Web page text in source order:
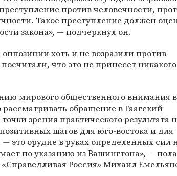
против человечности,
Такое преступление должен
закона», — подчеркнул он.
хоть и не возразили против
что это не принесет никакого
мирового общественного внимания
обращение в Гаагский
зрения практического результата
шагов для юго-востока и для
это орудие в руках определенных сил
по указанию из Вашингтона», —
Россия» Михаил